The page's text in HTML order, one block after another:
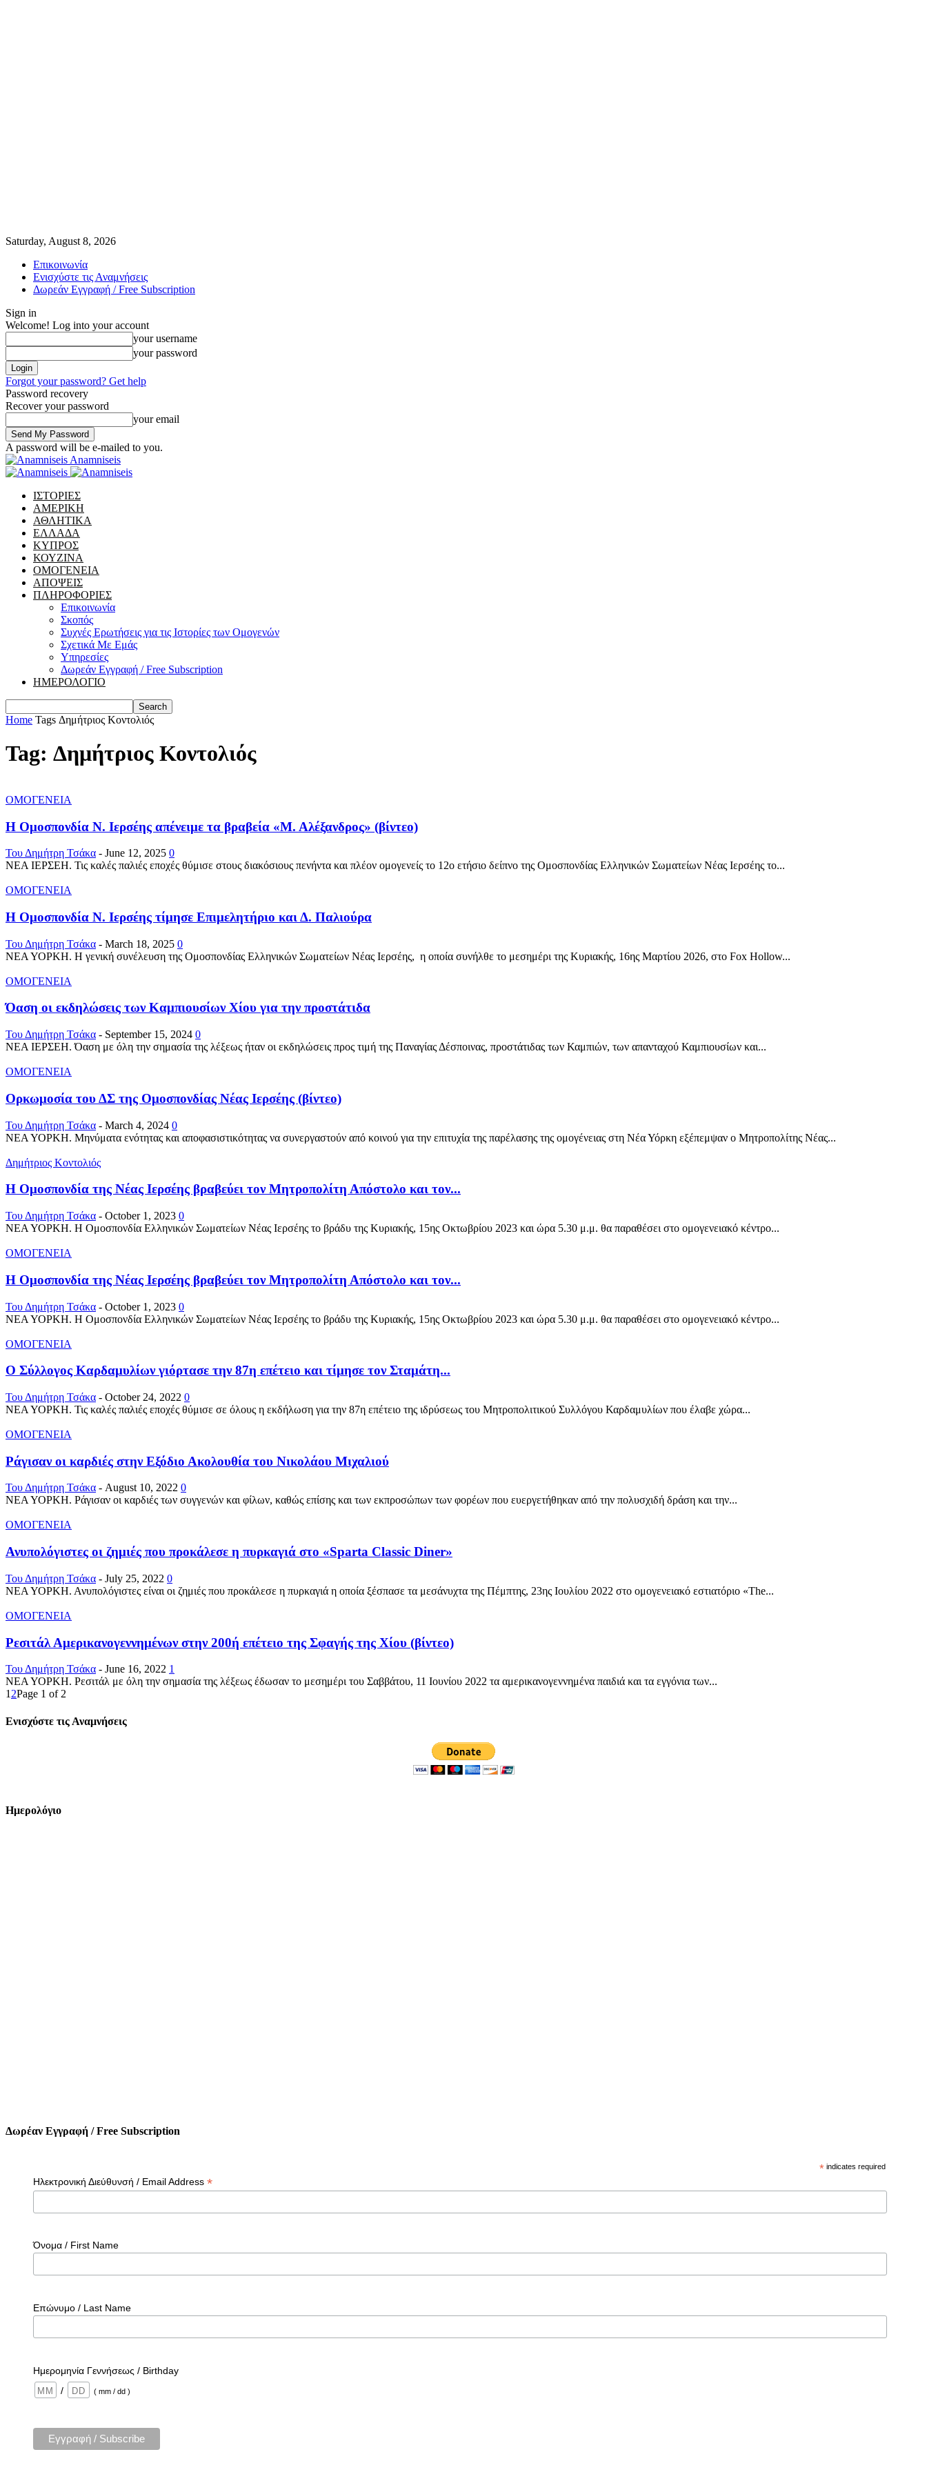
Saturday, August 8, 2026
Επικοινωνία
Ενισχύστε τις Αναμνήσεις
Δωρεάν Εγγραφή / Free Subscription
Sign in
Welcome! Log into your account
your username
your password
Forgot your password? Get help
Password recovery
Recover your password
your email
A password will be e-mailed to you.
Anamniseis
ΙΣΤΟΡΙΕΣ
ΑΜΕΡΙΚΗ
ΑΘΛΗΤΙΚΑ
ΕΛΛΑΔΑ
ΚΥΠΡΟΣ
ΚΟΥΖΙΝΑ
ΟΜΟΓΕΝΕΙΑ
ΑΠΟΨΕΙΣ
ΠΛΗΡΟΦΟΡΙΕΣ
Επικοινωνία
Σκοπός
Συχνές Ερωτήσεις για τις Ιστορίες των Ομογενών
Σχετικά Με Εμάς
Υπηρεσίες
Δωρεάν Εγγραφή / Free Subscription
ΗΜΕΡΟΛΟΓΙΟ
Home Tags Δημήτριος Κοντολιός
Tag: Δημήτριος Κοντολιός
ΟΜΟΓΕΝΕΙΑ
Η Ομοσπονδία Ν. Ιερσέης απένειμε τα βραβεία «Μ. Αλέξανδρος» (βίντεο)
Του Δημήτρη Τσάκα - June 12, 2025 0
ΝΕΑ ΙΕΡΣΕΗ. Τις καλές παλιές εποχές θύμισε στους διακόσιους πενήντα και πλέον ομογενείς το 12ο ετήσιο δείπνο της Ομοσπονδίας Ελληνικών Σωματείων Νέας Ιερσέης το...
ΟΜΟΓΕΝΕΙΑ
Η Ομοσπονδία Ν. Ιερσέης τίμησε Επιμελητήριο και Δ. Παλιούρα
Του Δημήτρη Τσάκα - March 18, 2025 0
ΝΕΑ ΥΟΡΚΗ. Η γενική συνέλευση της Ομοσπονδίας Ελληνικών Σωματείων Νέας Ιερσέης, η οποία συνήλθε το μεσημέρι της Κυριακής, 16ης Μαρτίου 2026, στο Fox Hollow...
ΟΜΟΓΕΝΕΙΑ
Όαση οι εκδηλώσεις των Καμπιουσίων Χίου για την προστάτιδα
Του Δημήτρη Τσάκα - September 15, 2024 0
ΝΕΑ ΙΕΡΣΕΗ. Όαση με όλη την σημασία της λέξεως ήταν οι εκδηλώσεις προς τιμή της Παναγίας Δέσποινας, προστάτιδας των Καμπιών, των απανταχού Καμπιουσίων και...
ΟΜΟΓΕΝΕΙΑ
Ορκωμοσία του ΔΣ της Ομοσπονδίας Νέας Ιερσέης (βίντεο)
Του Δημήτρη Τσάκα - March 4, 2024 0
ΝΕΑ ΥΟΡΚΗ. Μηνύματα ενότητας και αποφασιστικότητας να συνεργαστούν από κοινού για την επιτυχία της παρέλασης της ομογένειας στη Νέα Υόρκη εξέπεμψαν ο Μητροπολίτης Νέας...
Δημήτριος Κοντολιός
Η Ομοσπονδία της Νέας Ιερσέης βραβεύει τον Μητροπολίτη Απόστολο και τον...
Του Δημήτρη Τσάκα - October 1, 2023 0
ΝΕΑ ΥΟΡΚΗ. Η Ομοσπονδία Ελληνικών Σωματείων Νέας Ιερσέης το βράδυ της Κυριακής, 15ης Οκτωβρίου 2023 και ώρα 5.30 μ.μ. θα παραθέσει στο ομογενειακό κέντρο...
ΟΜΟΓΕΝΕΙΑ
Η Ομοσπονδία της Νέας Ιερσέης βραβεύει τον Μητροπολίτη Απόστολο και τον...
Του Δημήτρη Τσάκα - October 1, 2023 0
ΝΕΑ ΥΟΡΚΗ. Η Ομοσπονδία Ελληνικών Σωματείων Νέας Ιερσέης το βράδυ της Κυριακής, 15ης Οκτωβρίου 2023 και ώρα 5.30 μ.μ. θα παραθέσει στο ομογενειακό κέντρο...
ΟΜΟΓΕΝΕΙΑ
Ο Σύλλογος Καρδαμυλίων γιόρτασε την 87η επέτειο και τίμησε τον Σταμάτη...
Του Δημήτρη Τσάκα - October 24, 2022 0
ΝΕΑ ΥΟΡΚΗ. Τις καλές παλιές εποχές θύμισε σε όλους η εκδήλωση για την 87η επέτειο της ιδρύσεως του Μητροπολιτικού Συλλόγου Καρδαμυλίων που έλαβε χώρα...
ΟΜΟΓΕΝΕΙΑ
Ράγισαν οι καρδιές στην Εξόδιο Ακολουθία του Νικολάου Μιχαλιού
Του Δημήτρη Τσάκα - August 10, 2022 0
ΝΕΑ ΥΟΡΚΗ. Ράγισαν οι καρδιές των συγγενών και φίλων, καθώς επίσης και των εκπροσώπων των φορέων που ευεργετήθηκαν από την πολυσχιδή δράση και την...
ΟΜΟΓΕΝΕΙΑ
Ανυπολόγιστες οι ζημιές που προκάλεσε η πυρκαγιά στο «Sparta Classic Diner»
Του Δημήτρη Τσάκα - July 25, 2022 0
ΝΕΑ ΥΟΡΚΗ. Ανυπολόγιστες είναι οι ζημιές που προκάλεσε η πυρκαγιά η οποία ξέσπασε τα μεσάνυχτα της Πέμπτης, 23ης Ιουλίου 2022 στο ομογενειακό εστιατόριο «The...
ΟΜΟΓΕΝΕΙΑ
Ρεσιτάλ Αμερικανογεννημένων στην 200ή επέτειο της Σφαγής της Χίου (βίντεο)
Του Δημήτρη Τσάκα - June 16, 2022 1
ΝΕΑ ΥΟΡΚΗ. Ρεσιτάλ με όλη την σημασία της λέξεως έδωσαν το μεσημέρι του Σαββάτου, 11 Ιουνίου 2022 τα αμερικανογεννημένα παιδιά και τα εγγόνια των...
1 2Page 1 of 2
Ενισχύστε τις Αναμνήσεις
Ημερολόγιο
Δωρέαν Εγγραφή / Free Subscription
* indicates required
Ηλεκτρονική Διεύθυνσή / Email Address *
Όνομα / First Name
Επώνυμο / Last Name
Ημερομηνία Γεννήσεως / Birthday
/
( mm / dd )